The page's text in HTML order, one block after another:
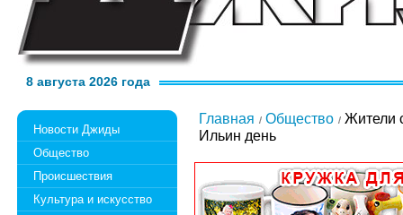
8 августа 2026 года
Новости Джиды
Общество
Происшествия
Культура и искусство
Главная Общество
Жители
Ильин день